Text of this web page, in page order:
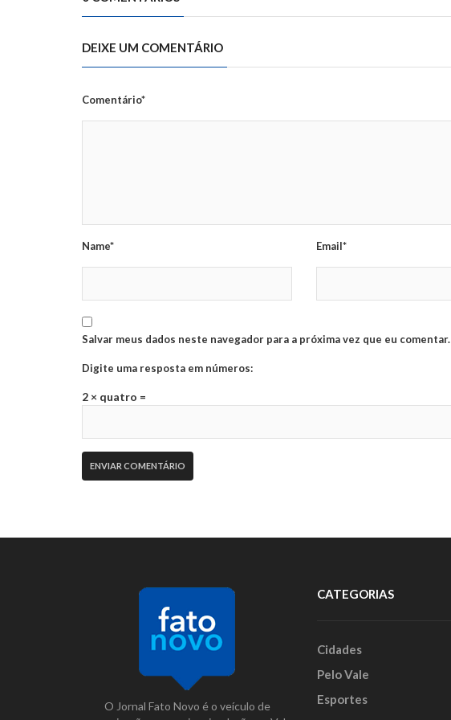
DEIXE UM COMENTÁRIO
Comentário*
Name* Email*
Salvar meus dados neste navegador para a próxima vez que eu comentar.
Digite uma resposta em números:
2 × quatro =
O Jornal Fato Novo é o veículo de
CATEGORIAS
Cidades
Pelo Vale
Esportes